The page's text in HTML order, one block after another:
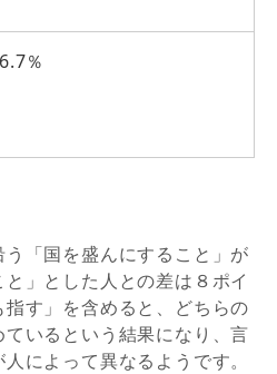
％
「国を盛んにすること」が
」とした人との差は８ポイ
す」を含めると、どちらの
いるという結果になり、言
によって異なるようです。